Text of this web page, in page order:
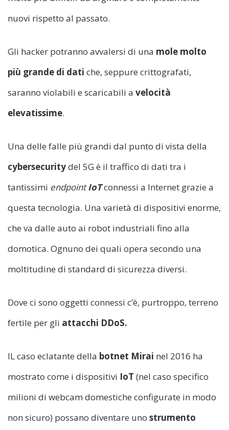
nuovi rispetto al passato.
Gli hacker potranno avvalersi di una mole molto
più grande di dati che, seppure crittografati,
saranno violabili e scaricabili a velocità
elevatissime.
Una delle falle più grandi dal punto di vista della
cybersecuritydel 5G è il traffico di dati tra i
tantissimi endpointIoTconnessi a Internet grazie a
questa tecnologia. Una varietà di dispositivi enorme,
che va dalle auto ai robot industriali fino alla
domotica. Ognuno dei quali opera secondo una
moltitudine di standard di sicurezza diversi.
Dove ci sono oggetti connessi c’è, purtroppo, terreno
fertile per gli attacchi DDoS.
IL caso eclatante della botnet Mirai nel 2016 ha
mostrato come i dispositivi IoT (nel caso specifico
milioni di webcam domestiche configurate in modo
non sicuro) possano diventare uno strumento